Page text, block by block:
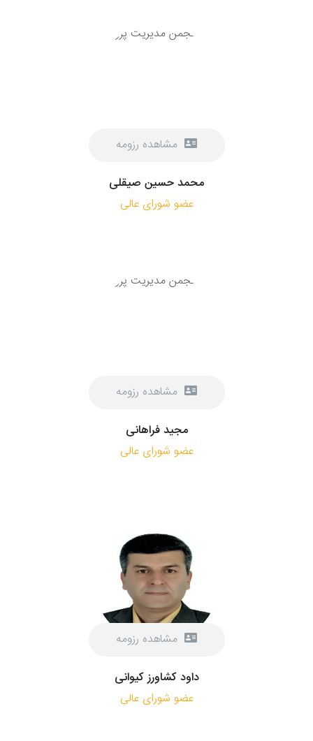
مشاهده رزومه
محمد حسین صیقلی
عضو شورای عالی
مشاهده رزومه
مجید فراهانی
عضو شورای عالی
مشاهده رزومه
داود کشاورز کیوانی
عضو شورای عالی